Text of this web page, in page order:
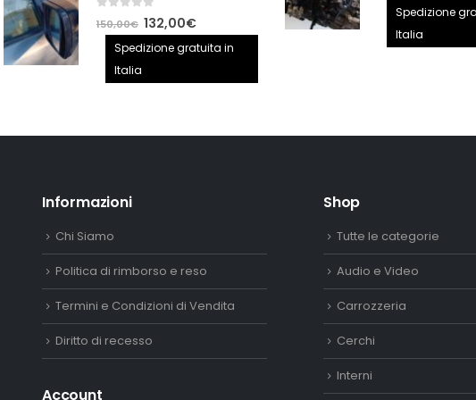
out of 5
150,00€ Il
prezzo
132,00€Il
prezzo
Spedizione gratuita in
Italia
prezzo
Spedizione
Italia
Informazioni
Chi Siamo
Politica di rimborso e reso
Termini e Condizioni di Vendita
Diritto di recesso
Account
Shop
Tutte le categorie
Audio e Video
Carrozzeria
Cerchi
Interni